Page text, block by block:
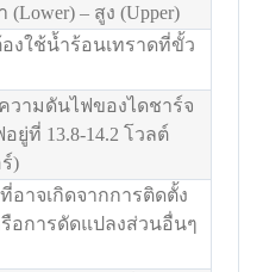
– สูง (Upper)
งใช้น้ำร้อนเทราดที่ขั้ว
วามดันไฟของไดชาร์จ
ยู่ที่ 13.8-14.2 โวลต์
)
อาจเกิดจากการติดตั้ง
อการดัดแปลงส่วนอื่นๆ